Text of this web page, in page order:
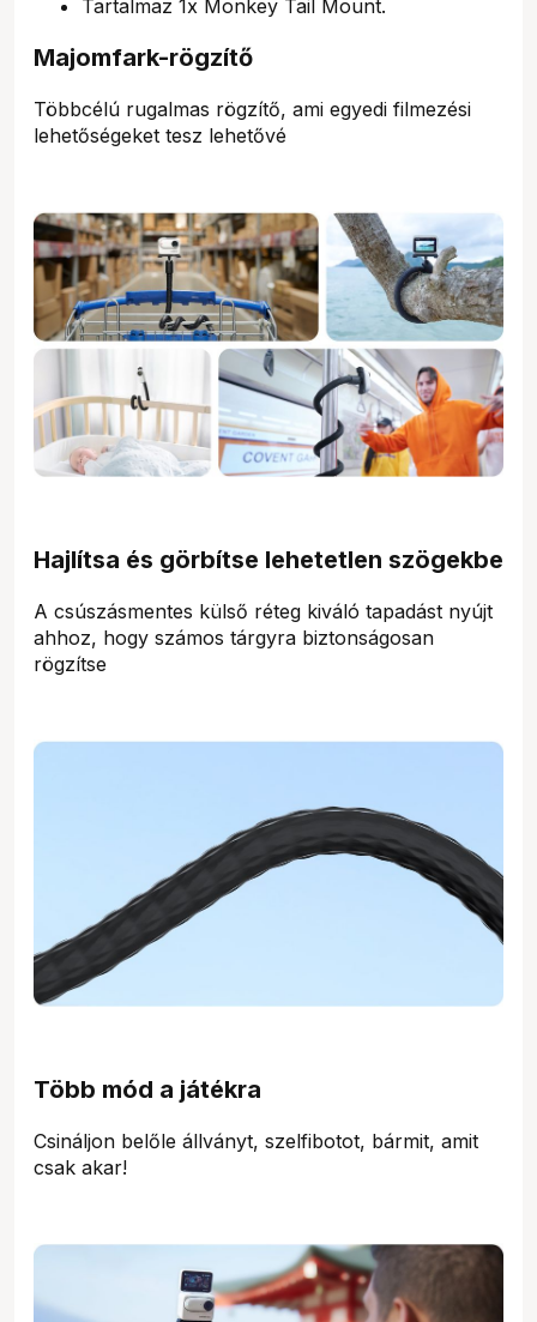
Tartalmaz 1x Monkey Tail Mount.
Majomfark-rögzítő
Többcélú rugalmas rögzítő, ami egyedi filmezési
lehetőségeket tesz lehetővé
Hajlítsa és görbítse lehetetlen szögekbe
A csúszásmentes külső réteg kiváló tapadást nyújt
ahhoz, hogy számos tárgyra biztonságosan
rögzítse
Több mód a játékra
Csináljon belőle állványt, szelfibotot, bármit, amit
csak akar!